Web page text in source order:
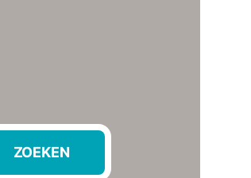
ZOEKEN